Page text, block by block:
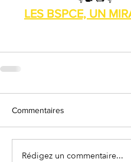
LES BSPCE, UN
Commentaires
Rédigez un commentaire...